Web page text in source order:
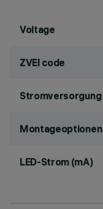
Voltage
ZVEI code
Stromversorgung
Montageoptionen
LED-Strom (mA)